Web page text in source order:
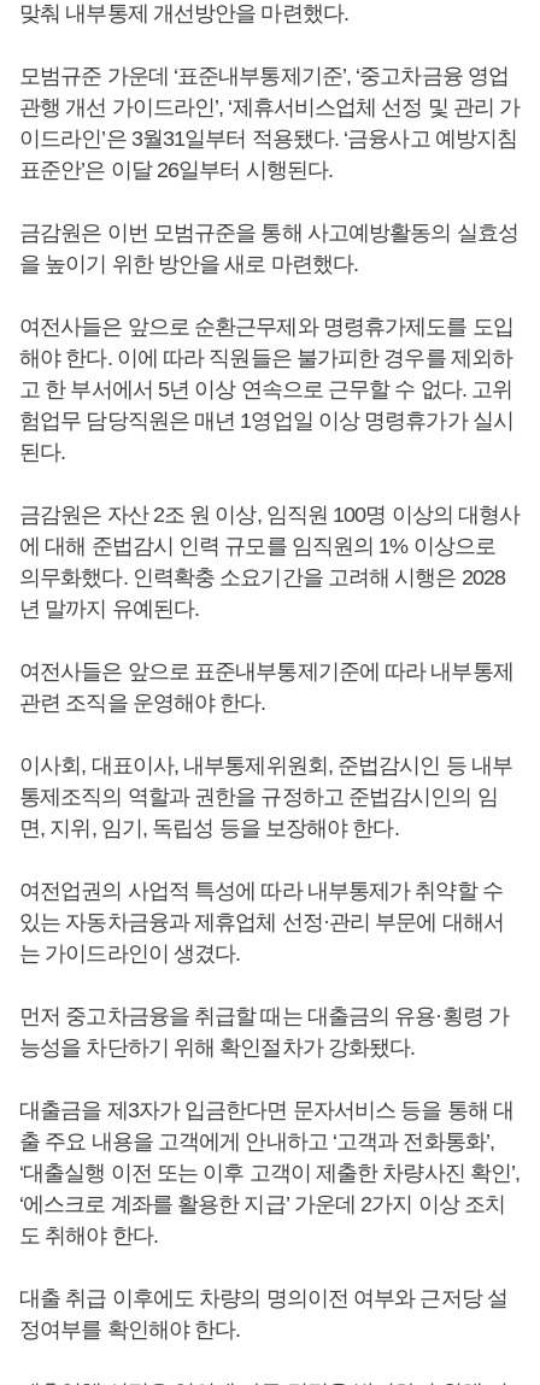
맞춰 내부통제 개선방안을 마련했다.
모범규준 가운데 ‘표준내부통제기준’, ‘중고차금융 영업
관행 개선 가이드라인’, ‘제휴서비스업체 선정 및 관리 가
이드라인’은 3월31일부터 적용됐다. ‘금융사고 예방지침
표준안’은 이달 26일부터 시행된다.
금감원은 이번 모범규준을 통해 사고예방활동의 실효성
을 높이기 위한 방안을 새로 마련했다.
여전사들은 앞으로 순환근무제와 명령휴가제도를 도입
해야 한다. 이에 따라 직원들은 불가피한 경우를 제외하
고 한 부서에서 5년 이상 연속으로 근무할 수 없다. 고위
험업무 담당직원은 매년 1영업일 이상 명령휴가가 실시
된다.
금감원은 자산 2조 원 이상, 임직원 100명 이상의 대형사
에 대해 준법감시 인력 규모를 임직원의 1% 이상으로
의무화했다. 인력확충 소요기간을 고려해 시행은 2028
년 말까지 유예된다.
여전사들은 앞으로 표준내부통제기준에 따라 내부통제
관련 조직을 운영해야 한다.
이사회, 대표이사, 내부통제위원회, 준법감시인 등 내부
통제조직의 역할과 권한을 규정하고 준법감시인의 임
면, 지위, 임기, 독립성 등을 보장해야 한다.
여전업권의 사업적 특성에 따라 내부통제가 취약할 수
있는 자동차금융과 제휴업체 선정·관리 부문에 대해서
는 가이드라인이 생겼다.
먼저 중고차금융을 취급할 때는 대출금의 유용·횡령 가
능성을 차단하기 위해 확인절차가 강화됐다.
대출금을 제3자가 입금한다면 문자서비스 등을 통해 대
출 주요 내용을 고객에게 안내하고 ‘고객과 전화통화’,
‘대출실행 이전 또는 이후 고객이 제출한 차량사진 확인’,
‘에스크로 계좌를 활용한 지급’ 가운데 2가지 이상 조치
도 취해야 한다.
대출 취급 이후에도 차량의 명의이전 여부와 근저당 설
정여부를 확인해야 한다.